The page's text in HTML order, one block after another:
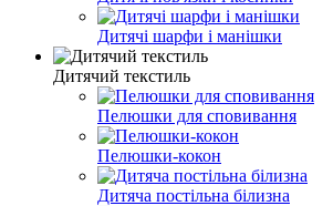
Дитячі шарфи і манішки
Дитячий текстиль
Пелюшки для сповивання
Пелюшки-кокон
Дитяча постільна білизна